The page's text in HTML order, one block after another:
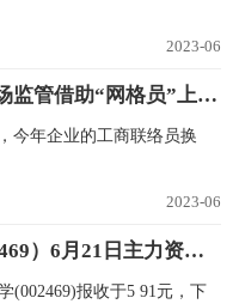
2023-06
环球动态:您年报了吗？济南市场监管借助“网格员”上门提醒
今年企业的工商联络员换
2023-06
股票行情快报：三维化学（002469）6月21日主力资金净卖出421.86万元 速递
(002469)报收于5 91元，下